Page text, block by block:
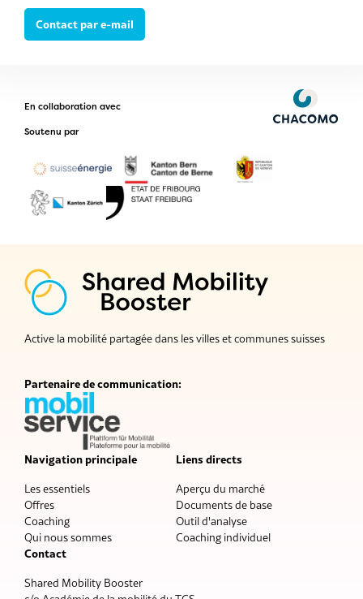
Contact par e-mail
En collaboration avec
Soutenu par
Active la mobilité partagée dans les villes et communes suisses
Partenaire de communication:
Navigation principale
Les essentiels
Offres
Coaching
Qui nous sommes
Liens directs
Aperçu du marché
Documents de base
Outil d'analyse
Coaching individuel
Contact
Shared Mobility Booster